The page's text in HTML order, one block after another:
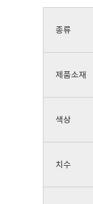
종류
제품소재
색상
치수